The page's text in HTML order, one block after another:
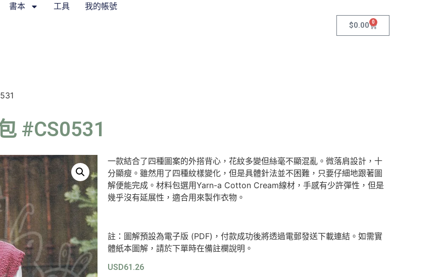
書本 工具 我的帳號
$0.00 0
#CS0531
一款結合了四種圖案的外搭背心，花紋多變但絲毫不顯混亂。微落肩設計，十
分顯瘦。雖然用了四種紋樣變化，但是具體針法並不困難，只要仔細地跟著圖
解便能完成。材料包選用Yarn-a Cotton Cream線材，手感有少許彈性，但是
幾乎沒有延展性，適合用來製作衣物。
註：圖解預設為電子版 (PDF)，付款成功後將透過電郵發送下載連結。如需實
體紙本圖解，請於下單時在備註欄說明。
USD61.26